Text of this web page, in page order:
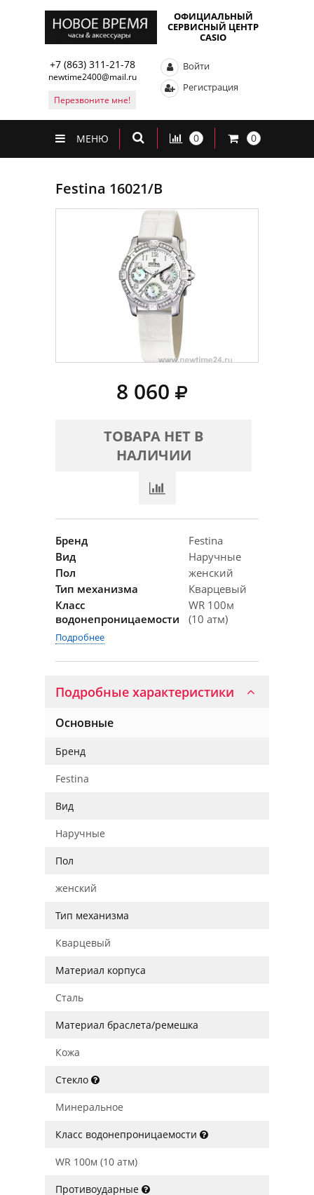
ОФИЦИАЛЬНЫЙ
СЕРВИСНЫЙ ЦЕНТР
CASIO
+7 (863) 311-21-78
newtime2400@mail.ru
Перезвоните мне!
Войти
Регистрация
МЕНЮ 0 0
Festina 16021/B
8 060
ТОВАРА НЕТ В
НАЛИЧИИ
Бренд
Festina
Вид
Наручные
Пол
женский
Тип механизма
Кварцевый
Класс
водонепроницаемости
WR 100м
(10 атм)
Подробнее
Подробные характеристики
Основные
Бренд
Festina
Вид
Наручные
Пол
женский
Тип механизма
Кварцевый
Материал корпуса
Сталь
Материал браслета/ремешка
Кожа
Стекло
Минеральное
Класс водонепроницаемости
WR 100м (10 атм)
Противоударные